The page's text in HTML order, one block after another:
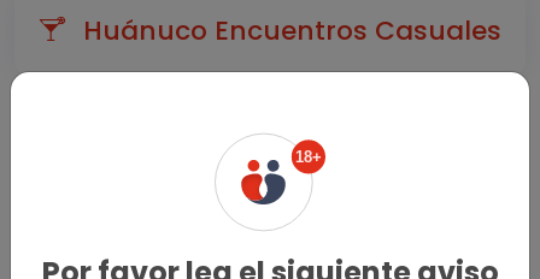
Huánuco Encuentros Casuales
18+